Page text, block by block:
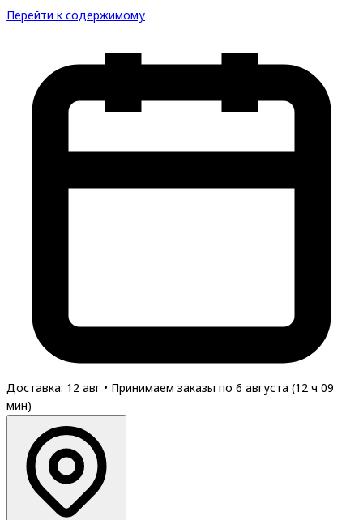
Перейти к содержимому
Доставка: 12 авг • Принимаем заказы по 6 августа (12 ч 09
мин)